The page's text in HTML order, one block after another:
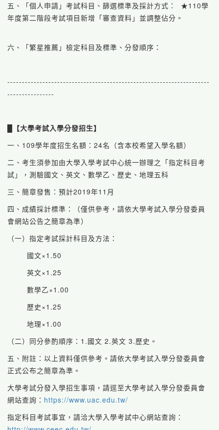
五、「個人申請」考試科目、篩選標準及採計方式： ★110學
年度第二階段考試項目新增「審查資料」並調整佔分。
六、「繁星推薦」檢定科目及標準、分發順序：
---------------------------------------------------------------------
----------------
【大學考試入學分發招生】
一、109學年度招生名額：24名（含本校希望入學名額）
二、考生須參加由大學入學考試中心統一辦理之「指定科目考
試」，測驗國文、英文、數學乙、歷史、地理五科
三、簡章發售：預計2019年11月
四、成績採計標準：（僅供參考，請依大學考試入學分發委員
會網站公告之簡章為準）
（一）指定考試採計科目及方法：
國文×1.50
英文×1.25
數學乙×1.00
歷史×1.25
地理×1.00
（二）同分參酌順序：1.國文 2.英文 3.歷史。
五、附註：以上資料僅供參考。請依大學考試入學分發委員會
正式公布之簡章為準。
大學考試分發入學招生事項，請逕至大學考試入學分發委員會
網站查詢： https://www.uac.edu.tw/
指定科目考試事宜，請洽大學入學考試中心網站查詢：